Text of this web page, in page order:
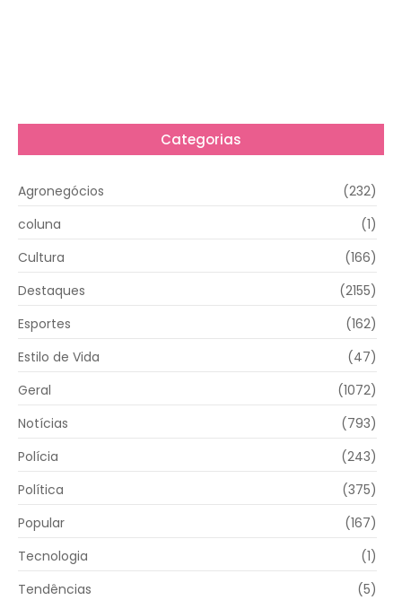
Categorias
Agronegócios
(232)
coluna
(1)
Cultura
(166)
Destaques
(2155)
Esportes
(162)
Estilo de Vida
(47)
Geral
(1072)
Notícias
(793)
Polícia
(243)
Política
(375)
Popular
(167)
Tecnologia
(1)
Tendências
(5)